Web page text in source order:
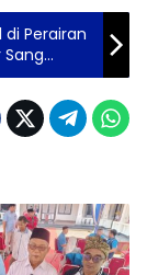
Perairan